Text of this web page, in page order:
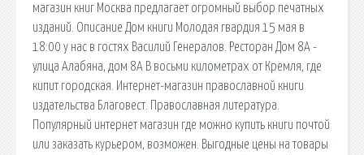
магазин книг Москва предлагает огромный выбор печатных
изданий. Описание Дом книги Молодая гвардия 15 мая в
18:00 у нас в гостях Василий Генералов. Ресторан Дом 8А -
улица Алабяна, дом 8А В восьми километрах от Кремля, где
кипит городская. Интернет-магазин православной книги
издательства Благовест. Православная литература.
Популярный интернет магазин где можно купить книги почтой
или заказать курьером, возможен. Выгодные цены на товары